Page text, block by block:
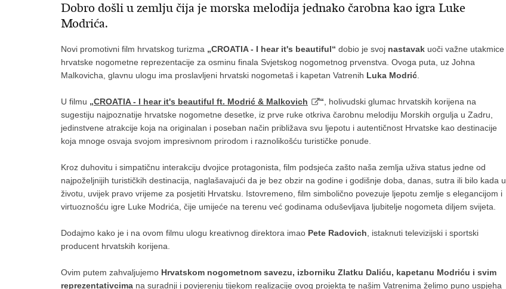
Dobro došli u zemlju čija je morska melodija jednako čarobna kao igra Luke
Modrića.
Novi promotivni film hrvatskog turizma „CROATIA - I hear it's beautiful“ dobio je svoj nastavak uoči važne utakmice
hrvatske nogometne reprezentacije za osminu finala Svjetskog nogometnog prvenstva. Ovoga puta, uz Johna
Malkovicha, glavnu ulogu ima proslavljeni hrvatski nogometaš i kapetan Vatrenih Luka Modrić
U filmu „CROATIA - I hear it's beautiful ft. Modrić & Malkovich “ , holivudski glumac hrvatskih korijena na
sugestiju najpoznatije hrvatske nogometne desetke, iz prve ruke otkriva čarobnu melodiju Morskih orgulja u Zadru,
jedinstvene atrakcije koja na originalan i poseban način približava svu ljepotu i autentičnost Hrvatske kao destinacije
koja mnoge osvaja svojom impresivnom prirodom i raznolikošću turističke ponude.
Kroz duhovitu i simpatičnu interakciju dvojice protagonista, film podsjeća zašto naša zemlja uživa status jedne od
najpoželjnijih turističkih destinacija, naglašavajući da je bez obzir na godine i godišnje doba, danas, sutra ili bilo kada u
životu, uvijek pravo vrijeme za posjetiti Hrvatsku. Istovremeno, film simbolično povezuje ljepotu zemlje s elegancijom i
virtuoznošću igre Luke Modrića, čije umijeće na terenu već godinama oduševljava ljubitelje nogometa diljem svijeta.
Dodajmo kako je i na ovom filmu ulogu kreativnog direktora imao Pete Radovich , istaknuti televizijski i sportski
producent hrvatskih korijena.
Ovim putem zahvaljujemo Hrvatskom nogometnom savezu, izborniku Zlatku Daliću, kapetanu Modriću i svim
reprezentativcima na suradnji i povjerenju tijekom realizacije ovog projekta te našim Vatrenima želimo puno uspjeha